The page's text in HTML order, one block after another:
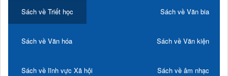
Sách về Triết học Sách về Văn bia
Sách về Văn hóa Sách về Văn kiện
Sách về lĩnh vực Xã hội Sách về âm nhạc